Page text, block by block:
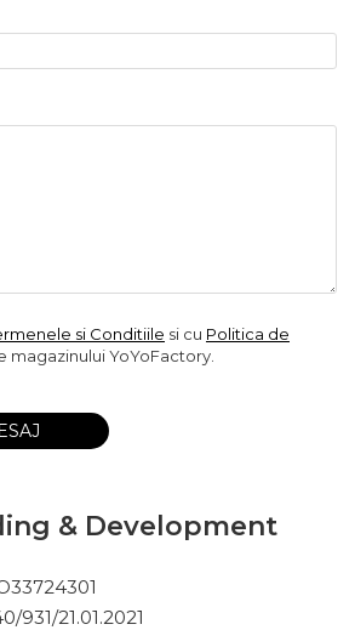
si Conditiile si cu Politica de
magazinului YoYoFactory.
& Development
931/21.01.2021